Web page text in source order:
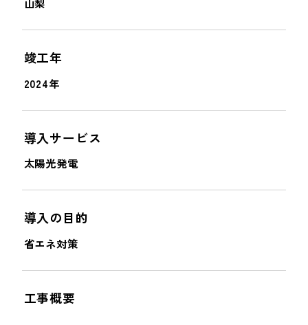
竣工年
2024年
導入サービス
太陽光発電
導入の目的
省エネ対策
工事概要